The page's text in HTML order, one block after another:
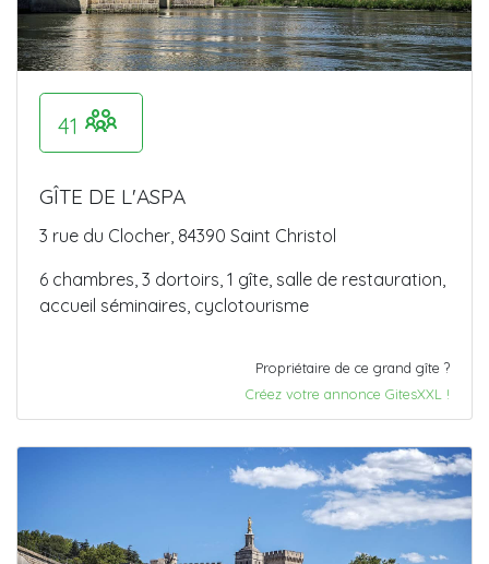
41
GÎTE DE L'ASPA
3 rue du Clocher, 84390 Saint Christol
6 chambres, 3 dortoirs, 1 gîte, salle de restauration,
accueil séminaires, cyclotourisme
Propriétaire de ce grand gîte ?
Créez votre annonce GitesXXL !